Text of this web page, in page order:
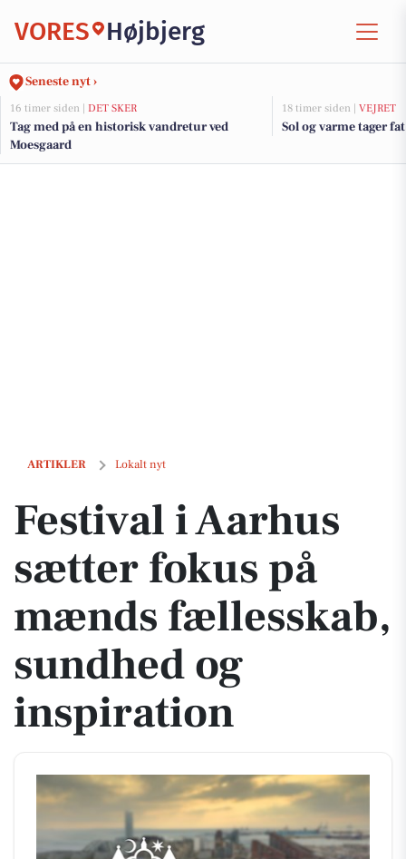
VORES Højbjerg
Seneste nyt ›
16 timer siden | DET SKER
Tag med på en historisk vandretur ved
Moesgaard
18 timer siden | VEJRET
Sol og varme tager
ARTIKLER Lokalt nyt
Festival i Aarhus sætter fokus på mænds fællesskab, sundhed og
Festival i Aarhus
sætter fokus på
mænds fællesskab,
sundhed og
inspiration